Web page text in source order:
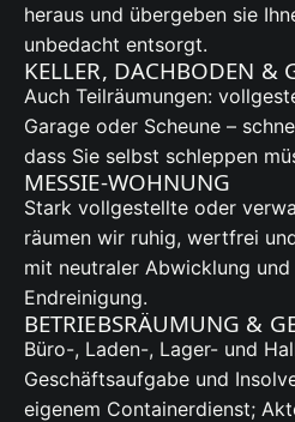
heraus und übergeben sie
unbedacht entsorgt.
KELLER, DACHBODEN &
Auch Teilräumungen:
Garage oder Scheune –
dass Sie selbst schleppen
MESSIE-WOHNUNG
Stark vollgestellte oder
räumen wir ruhig, wertfrei
mit neutraler Abwicklung
Endreinigung.
BETRIEBSRÄUMUNG &
Büro-, Laden-, Lager- und
Geschäftsaufgabe und
eigenem Containerdienst;